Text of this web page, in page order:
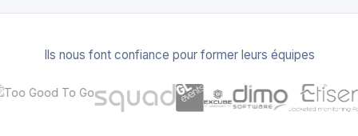
Ils nous font confiance pour former leurs équipes